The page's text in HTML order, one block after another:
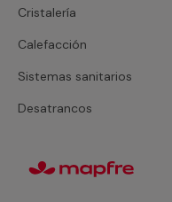
Cristalería
Calefacción
Sistemas sanitarios
Desatrancos